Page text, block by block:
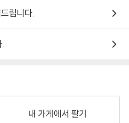
립니다.
내 가게에서 팔기